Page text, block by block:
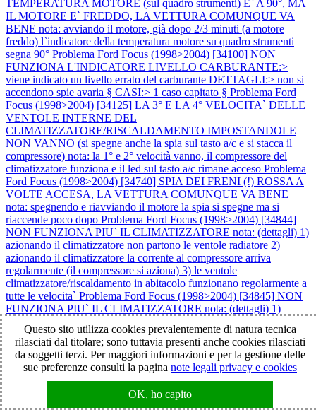
TEMPERATURA MOTORE (sul quadro strumenti) E` A 90°, MA
IL MOTORE E` FREDDO, LA VETTURA COMUNQUE VA
BENE nota: avviando il motore, già dopo 2/3 minuti (a motore
freddo) l`indicatore della temperatura motore su quadro strumenti
segna 90° Problema Ford Focus (1998>2004) [34100] NON
FUNZIONA L'INDICATORE LIVELLO CARBURANTE:>
viene indicato un livello errato del carburante DETTAGLI:> non si
accendono spie avaria § CASI:> 1 caso capitato § Problema Ford
Focus (1998>2004) [34125] LA 3° E LA 4° VELOCITA` DELLE
VENTOLE INTERNE DEL
CLIMATIZZATORE/RISCALDAMENTO IMPOSTANDOLE
NON VANNO (si spegne anche la spia sul tasto a/c e si stacca il
compressore) nota: la 1° e 2° velocità vanno, il compressore del
climatizzatore funziona e il led sul tasto a/c rimane acceso Problema
Ford Focus (1998>2004) [34740] SPIA DEI FRENI (!) ROSSA A
VOLTE ACCESA, LA VETTURA COMUNQUE VA BENE
nota: spegnendo e riavviando il motore la spia si spegne ma si
riaccende poco dopo Problema Ford Focus (1998>2004) [34844]
NON FUNZIONA PIU` IL CLIMATIZZATORE nota: (dettagli) 1)
azionando il climatizzatore non partono le ventole radiatore 2)
azionando il climatizzatore la corrente al compressore arriva
regolarmente (il compressore si aziona) 3) le ventole
climatizzatore/riscaldamento in abitacolo funzionano regolarmente a
tutte le velocita` Problema Ford Focus (1998>2004) [34845] NON
FUNZIONA PIU` IL CLIMATIZZATORE nota: (dettagli) 1)
azionando il climatizzatore la corrente al compressore arriva
regolarmente (il compressore si aziona) 3) le ventole
climatizzatore/riscaldamento in abitacolo funzionano regolarmente a
tutte le velocita`Problema Ford Focus (1998>2004) [36745] SI
PRESENTANO I SEGUENTI PROBLEMI: 1) A VOLTE IL
MOTORE SI SPEGNE IN CORSA: > a volte il motore si riavvia
Questo sito utilizza cookies prevalentemente di natura tecnica
rilasciati dal titolare; sono tuttavia presenti anche cookies rilasciati
da soggetti terzi. Per maggiori informazioni e per la gestione delle
sue preferenze consulti la pagina note legali privacy e cookies
OK, ho capito